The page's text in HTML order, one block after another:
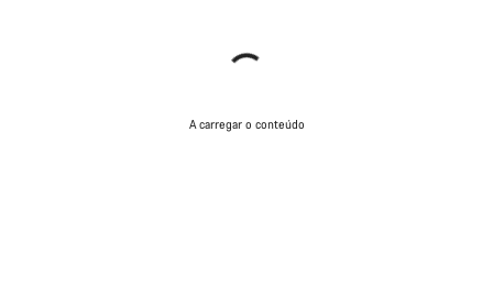
A carregar o conteúdo